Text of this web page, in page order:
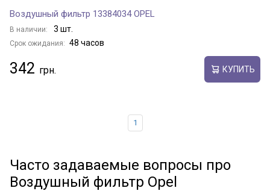
Воздушный фильтр 13384034 OPEL
В наличии: 3 шт.
Срок ожидания: 48 часов
342 КУПИТЬ
1
Часто задаваемые вопросы про
Воздушный фильтр Opel